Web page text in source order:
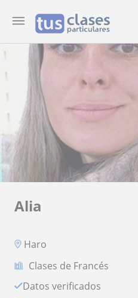
Alia
Haro
Clases de Francés
Datos verificados